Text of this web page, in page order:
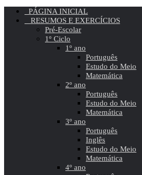
PÁGINA INICIAL
RESUMOS E EXERCÍCIOS
Pré-Escolar
1º Ciclo
1º ano
Português
Estudo do Meio
Matemática
2º ano
Português
Estudo do Meio
Matemática
3º ano
Português
Inglês
Estudo do Meio
Matemática
4º ano